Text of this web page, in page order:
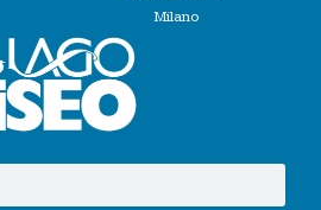
Milano